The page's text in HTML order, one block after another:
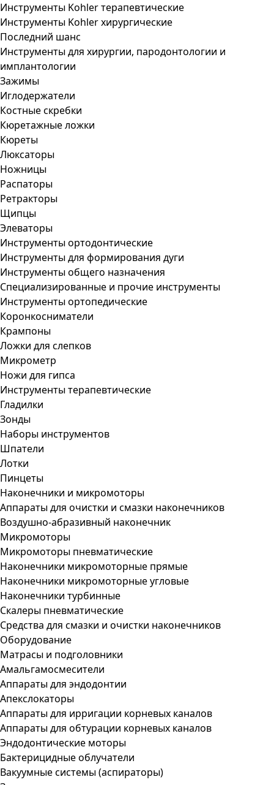
Инструменты Kohler терапевтические
Инструменты Kohler хирургические
Последний шанс
Инструменты для хирургии, пародонтологии и
имплантологии
Зажимы
Иглодержатели
Костные скребки
Кюретажные ложки
Кюреты
Люксаторы
Ножницы
Распаторы
Ретракторы
Щипцы
Элеваторы
Инструменты ортодонтические
Инструменты для формирования дуги
Инструменты общего назначения
Специализированные и прочие инструменты
Инструменты ортопедические
Коронкосниматели
Крампоны
Ложки для слепков
Микрометр
Ножи для гипса
Инструменты терапевтические
Гладилки
Зонды
Наборы инструментов
Шпатели
Лотки
Пинцеты
Наконечники и микромоторы
Аппараты для очистки и смазки наконечников
Воздушно-абразивный наконечник
Микромоторы
Микромоторы пневматические
Наконечники микромоторные прямые
Наконечники микромоторные угловые
Наконечники турбинные
Скалеры пневматические
Средства для смазки и очистки наконечников
Оборудование
Матрасы и подголовники
Амальгамосмесители
Аппараты для эндодонтии
Апекслокаторы
Аппараты для ирригации корневых каналов
Аппараты для обтурации корневых каналов
Эндодонтические моторы
Бактерицидные облучатели
Вакуумные системы (аспираторы)